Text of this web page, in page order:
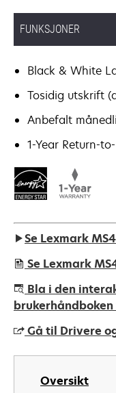
FUNKSJONER
Black & White
Tosidig utskrift
Anbefalt
1-Year Return-
Se Lexmark
Se Lexmark
opens
in
new
tab
Bla i den
Gå til Drivere
opens
Oversikt